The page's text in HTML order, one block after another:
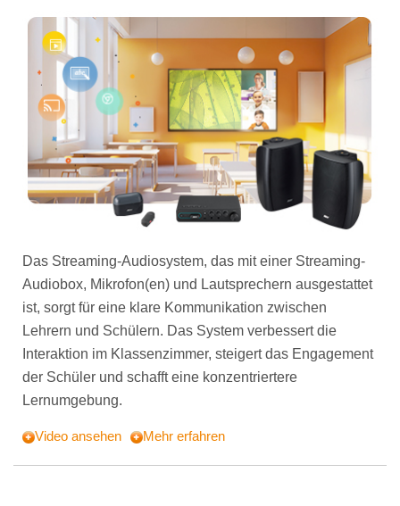
Das Streaming-Audiosystem, das mit einer Streaming-
Audiobox, Mikrofon(en) und Lautsprechern ausgestattet
ist, sorgt für eine klare Kommunikation zwischen
Lehrern und Schülern. Das System verbessert die
Interaktion im Klassenzimmer, steigert das Engagement
der Schüler und schafft eine konzentriertere
Lernumgebung.
Video ansehen Mehr erfahren